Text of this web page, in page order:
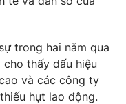
video
thao
sản
trong hai năm qua
thấy dấu hiệu
và các công ty
hụt lao động.